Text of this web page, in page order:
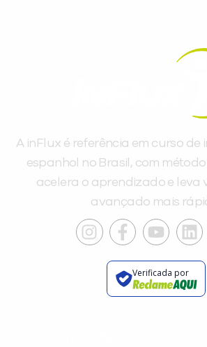
A inFlux é referência em curso de
espanhol no Brasil, com
acelera o aprendizado e leva
avançado mais
Verificada por